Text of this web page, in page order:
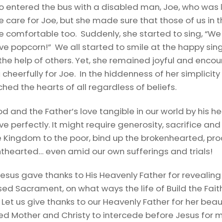
the bus with a disabled man, Joe, who
care for Joe, but she made sure that those of us in
too. Suddenly, she started to sing,
popcorn!” We all started to smile at the happy
help of others. Yet, she remained joyful and
for Joe. In the hiddenness of her
the hearts of all regardless of beliefs.
and the Father’s love tangible in our world by his
perfectly. It might require generosity, sacrifice
to the poor, bind up the brokenhearted,
even amid our own sufferings and trials!
gave thanks to His Heavenly Father for
Sacrament, on what ways the life of Build the
us give thanks to our Heavenly Father for her
Mother and Christy to intercede before Jesus for